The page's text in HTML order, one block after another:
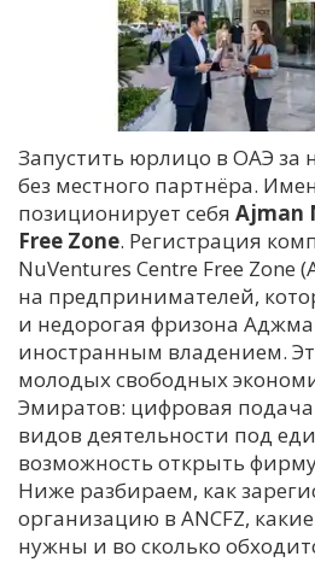
Запустить юрлицо в ОАЭ за
без местного партнёра.
позиционирует себя Ajman
Free Zone. Регистрация
NuVentures Centre Free Zone
на предпринимателей,
и недорогая фризона
иностранным владением.
молодых свободных
Эмиратов: цифровая подача
видов деятельности под
возможность открыть
Ниже разбираем, как
организацию в ANCFZ,
нужны и во сколько